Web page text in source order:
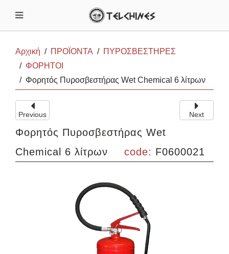
Αρχική ΠΡΟΪΟΝΤΑ
ΠΥΡΟΣΒΕΣΤΗΡΕΣ
ΦΟΡΗΤΟΙ
Φορητός Πυροσβεστήρας Wet Chemical 6 λίτρων
Previous Next
Φορητός Πυροσβεστήρας Wet
Chemical 6 λίτρων
code: F0600021